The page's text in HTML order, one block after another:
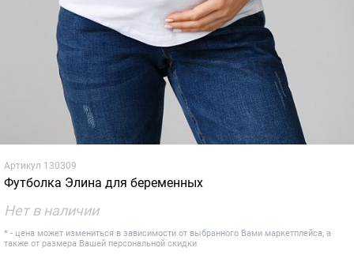
Артикул 130309
Футболка Элина для беременных
Нет в наличии
* - цена может измениться в зависимости от выбранного Вами маркетплейса, а
также от размера Вашей персональной скидки